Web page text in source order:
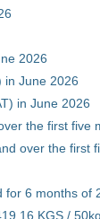
2026
in June 2026
in June 2026
the first five
over the first
6 months of
KGS / 50kg